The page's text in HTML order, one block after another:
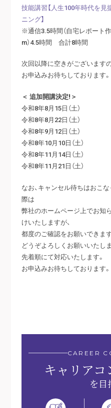
技能講習【人生100年時代を
ニング】
※通信3.5時間（自宅レポート
m）4.5時間 合計8時間
次回以降に空きがございますの
お申込みお待ちしております。
＜ 追加開講決定!＞
令和8年8月15日（土）
令和8年8月22日（土）
令和8年9月12日（土）
令和8年10月10日（土）
令和8年11月14日（土）
令和8年11月21日（土）
なお、キャンセル待ちはおこ
際は
弊社のホームページ上でお知
けいたしますが、
都度のご確認をお願いできま
どうぞよろしくお願いいたしま
先着順にて対応いたします。
お申込みお待ちしております。
CAREER
キャリアコ
を目